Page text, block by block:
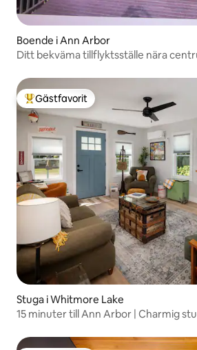
Boende i Ann Arbor
Ditt bekväma tillflyktsställe nära
Populär gästfavorit
Gästfavorit
Stuga i Whitmore Lake
15 minuter till Ann Arbor | Charmig